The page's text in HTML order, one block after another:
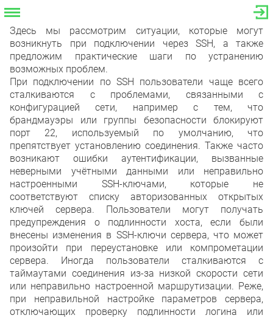
Здесь мы рассмотрим ситуации, которые могут
возникнуть при подключении через SSH, а также
предложим практические шаги по устранению
возможных проблем.
При подключении по SSH пользователи чаще всего
сталкиваются с проблемами, связанными с
конфигурацией сети, например с тем, что
брандмауэры или группы безопасности блокируют
порт 22, используемый по умолчанию, что
препятствует установлению соединения. Также часто
возникают ошибки аутентификации, вызванные
неверными учётными данными или неправильно
настроенными SSH-ключами, которые не
соответствуют списку авторизованных открытых
ключей сервера. Пользователи могут получать
предупреждения о подлинности хоста, если были
внесены изменения в SSH-ключи сервера, что может
произойти при переустановке или компрометации
сервера. Иногда пользователи сталкиваются с
таймаутами соединения из-за низкой скорости сети
или неправильно настроенной маршрутизации. Реже,
при неправильной настройке параметров сервера,
отключающих проверку подлинности логина или